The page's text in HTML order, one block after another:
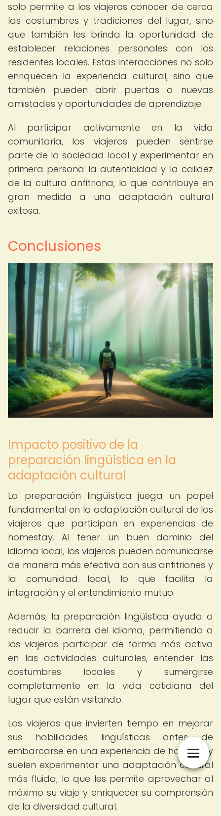
solo permite a los viajeros conocer de cerca
las costumbres y tradiciones del lugar, sino
que también les brinda la oportunidad de
establecer relaciones personales con los
residentes locales. Estas interacciones no solo
enriquecen la experiencia cultural, sino que
también pueden abrir puertas a nuevas
amistades y oportunidades de aprendizaje.
Al participar activamente en la vida
comunitaria, los viajeros pueden sentirse
parte de la sociedad local y experimentar en
primera persona la autenticidad y la calidez
de la cultura anfitriona, lo que contribuye en
gran medida a una adaptación cultural
exitosa.
Conclusiones
Impacto positivo de la
preparación lingüística en la
adaptación cultural
La preparación lingüística juega un papel
fundamental en la adaptación cultural de los
viajeros que participan en experiencias de
homestay. Al tener un buen dominio del
idioma local, los viajeros pueden comunicarse
de manera más efectiva con sus anfitriones y
la comunidad local, lo que facilita la
integración y el entendimiento mutuo.
Además, la preparación lingüística ayuda a
reducir la barrera del idioma, permitiendo a
los viajeros participar de forma más activa
en las actividades culturales, entender las
costumbres locales y sumergirse
completamente en la vida cotidiana del
lugar que están visitando.
Los viajeros que invierten tiempo en mejorar
sus habilidades lingüísticas antes de
embarcarse en una experiencia de homestay
suelen experimentar una adaptación cultural
más fluida, lo que les permite aprovechar al
máximo su viaje y enriquecer su comprensión
de la diversidad cultural.